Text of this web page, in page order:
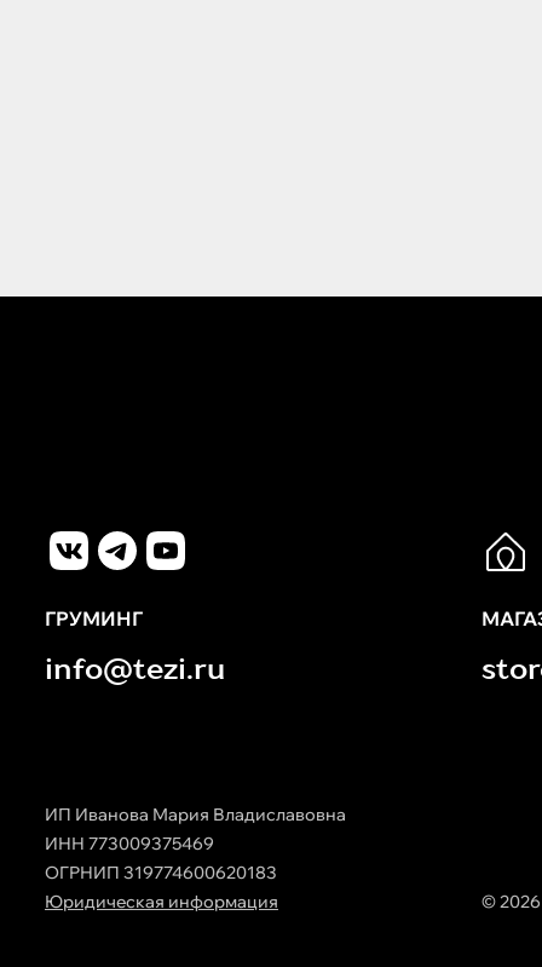
ГРУМИНГ
info@tezi.ru
ИП Иванова Мария Владиславовна
ИНН 773009375469
ОГРНИП 319774600620183
Юридическая информация
©